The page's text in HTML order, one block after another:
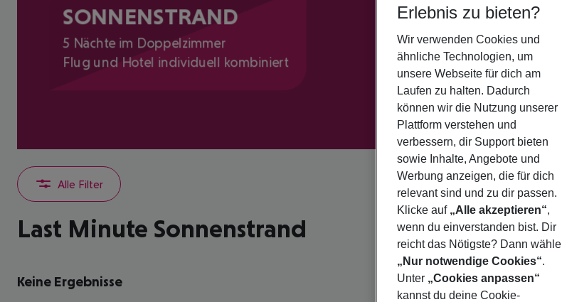
SONNENSTRAND
5 Nächte im Doppelzimmer
Flug und Hotel individuell kombiniert
Alle Filter
Last Minute Sonnenstrand
Keine Ergebnisse
Erlebnis zu bieten?
Wir verwenden Cookies und
ähnliche Technologien, um
unsere Webseite für dich am
Laufen zu halten. Dadurch
können wir die Nutzung unserer
Plattform verstehen und
verbessern, dir Support bieten
sowie Inhalte, Angebote und
Werbung anzeigen, die für dich
relevant sind und zu dir passen.
Klicke auf „Alle akzeptieren“,
wenn du einverstanden bist. Dir
reicht das Nötigste? Dann wähle
„Nur notwendige Cookies“.
Unter „Cookies anpassen“
kannst du deine Cookie-